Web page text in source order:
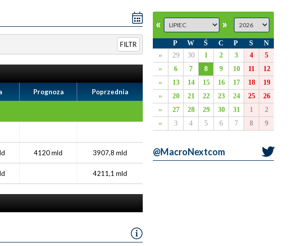
FILTR
Prognoza Poprzednia
4120 mld 3907,8 mld
4211,1 mld
« »
» 29 30 1 2 3 4 5
» 6 7 8 9 10 11 12
» 13 14 15 16 17 18 19
» 20 21 22 23 24 25 26
» 27 28 29 30 31 1 2
» 3 4 5 6 7 8 9
P W Ś C P S N
@MacroNextcom